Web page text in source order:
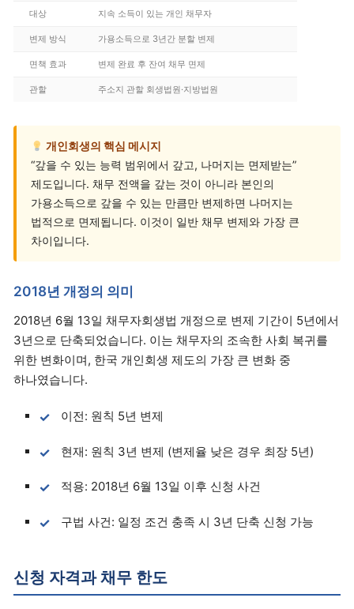
대상 지속 소득이 있는 개인 채무자
변제 방식 가용소득으로 3년간 분할 변제
면책 효과 변제 완료 후 잔여 채무 면제
관할 주소지 관할 회생법원·지방법원
개인회생의 핵심 메시지
“갚을 수 있는 능력 범위에서 갚고, 나머지는 면제받는”
제도입니다. 채무 전액을 갚는 것이 아니라 본인의
가용소득으로 갚을 수 있는 만큼만 변제하면 나머지는
법적으로 면제됩니다. 이것이 일반 채무 변제와 가장 큰
차이입니다.
2018년 개정의 의미
2018년 6월 13일 채무자회생법 개정으로 변제 기간이 5년에서
3년으로 단축되었습니다. 이는 채무자의 조속한 사회 복귀를
위한 변화이며, 한국 개인회생 제도의 가장 큰 변화 중
하나였습니다.
이전: 원칙 5년 변제
현재: 원칙 3년 변제 (변제율 낮은 경우 최장 5년)
적용: 2018년 6월 13일 이후 신청 사건
구법 사건: 일정 조건 충족 시 3년 단축 신청 가능
신청 자격과 채무 한도